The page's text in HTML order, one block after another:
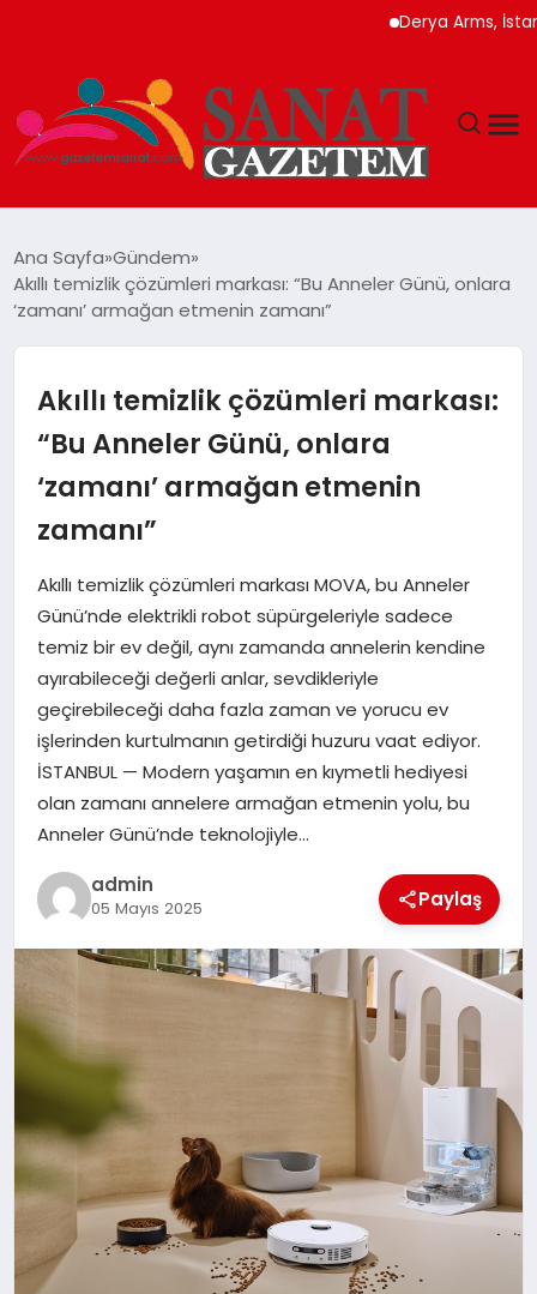
Derya Arms, İstanbul
TEKNOLOJI
YAŞAM
SAĞLIK
DÜNYA
EĞITIM
Ana Sayfa Gündem
Akıllı temizlik çözümleri markası: “Bu Anneler Günü, onlara
‘zamanı’ armağan etmenin zamanı”
Akıllı temizlik çözümleri markası:
“Bu Anneler Günü, onlara
‘zamanı’ armağan etmenin
zamanı”
Akıllı temizlik çözümleri markası MOVA, bu Anneler
Günü’nde elektrikli robot süpürgeleriyle sadece
temiz bir ev değil, aynı zamanda annelerin kendine
ayırabileceği değerli anlar, sevdikleriyle
geçirebileceği daha fazla zaman ve yorucu ev
işlerinden kurtulmanın getirdiği huzuru vaat ediyor.
İSTANBUL — Modern yaşamın en kıymetli hediyesi
olan zamanı annelere armağan etmenin yolu, bu
Anneler Günü’nde teknolojiyle…
admin
05 Mayıs 2025 Paylaş